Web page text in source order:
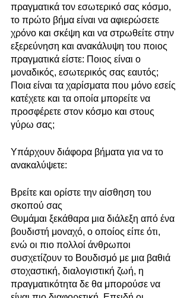
πραγματικά τον εσωτερικό σας κόσμο,
το πρώτο βήμα είναι να αφιερώσετε
χρόνο και σκέψη και να στρωθείτε στην
εξερεύνηση και ανακάλυψη του ποιος
πραγματικά είστε: Ποιος είναι ο
μοναδικός, εσωτερικός σας εαυτός;
Ποια είναι τα χαρίσματα που μόνο εσείς
κατέχετε και τα οποία μπορείτε να
προσφέρετε στον κόσμο και στους
γύρω σας;
Υπάρχουν διάφορα βήματα για να το
ανακαλύψετε:
Βρείτε και ορίστε την αίσθηση του
σκοπού σας
Θυμάμαι ξεκάθαρα μια διάλεξη από ένα
βουδιστή μοναχό, ο οποίος είπε ότι,
ενώ οι πιο πολλοί άνθρωποι
συσχετίζουν το Βουδισμό με μια βαθιά
στοχαστική, διαλογιστική ζωή, η
πραγματικότητα δε θα μπορούσε να